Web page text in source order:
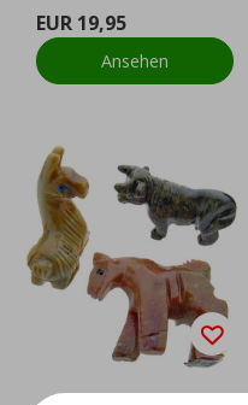
EUR 19,95
Ansehen